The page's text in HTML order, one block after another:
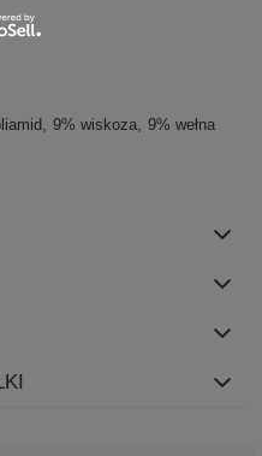
9% wiskoza 9% wełna